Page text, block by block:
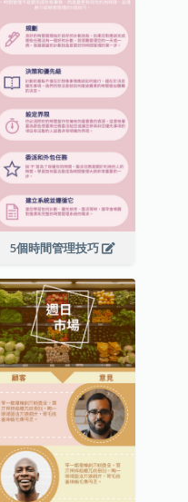
5個時間管理技巧